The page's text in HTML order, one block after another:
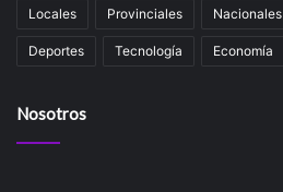
Locales Provinciales Nacionales
Deportes Tecnología Economía
Nosotros